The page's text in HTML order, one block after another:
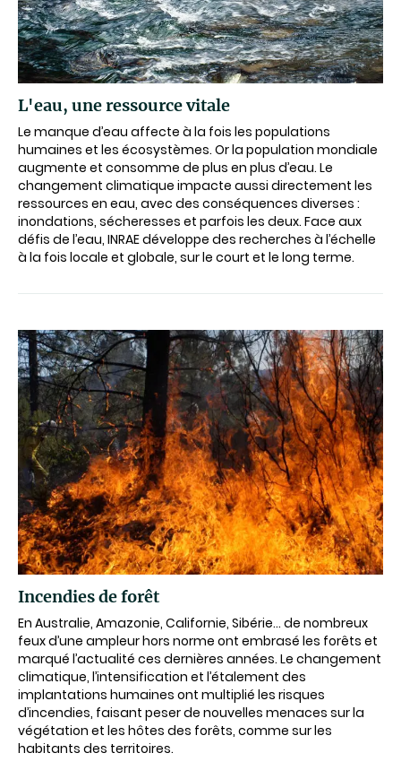
L'eau, une ressource vitale
Le manque d’eau affecte à la fois les populations
humaines et les écosystèmes. Or la population mondiale
augmente et consomme de plus en plus d’eau. Le
changement climatique impacte aussi directement les
ressources en eau, avec des conséquences diverses :
inondations, sécheresses et parfois les deux. Face aux
défis de l’eau, INRAE développe des recherches à l’échelle
à la fois locale et globale, sur le court et le long terme.
Incendies de forêt
En Australie, Amazonie, Californie, Sibérie… de nombreux
feux d’une ampleur hors norme ont embrasé les forêts et
marqué l’actualité ces dernières années. Le changement
climatique, l’intensification et l’étalement des
implantations humaines ont multiplié les risques
d’incendies, faisant peser de nouvelles menaces sur la
végétation et les hôtes des forêts, comme sur les
habitants des territoires.